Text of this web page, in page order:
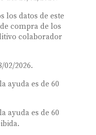
los datos de este
compra de los
colaborador
02/2026.
ayuda es de 60
ayuda es de 60